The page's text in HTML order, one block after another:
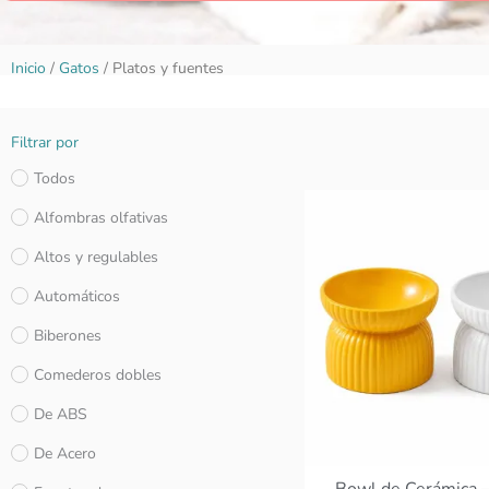
Inicio / Gatos / Platos y fuentes
Filtrar por
Todos
Alfombras olfativas
Altos y regulables
Automáticos
Biberones
Comederos dobles
De ABS
De Acero